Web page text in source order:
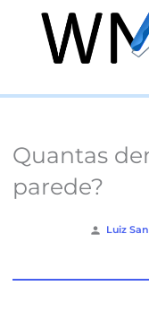
conteúdo
Quantas
parede?
Luiz